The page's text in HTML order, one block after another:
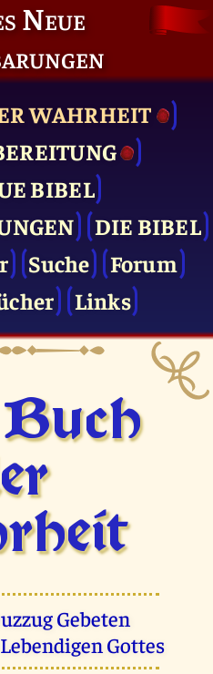
Neue
WAHRHEIT
BIBEL
DIE BIBEL
Suche
Forum
Links
Gebeten
Gottes